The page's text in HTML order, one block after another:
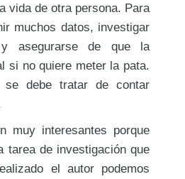
vida de otra persona. Para
muchos datos, investigar
y asegurarse de que la
si no quiere meter la pata.
se debe tratar de contar
muy interesantes porque
tarea de investigación que
el autor podemos